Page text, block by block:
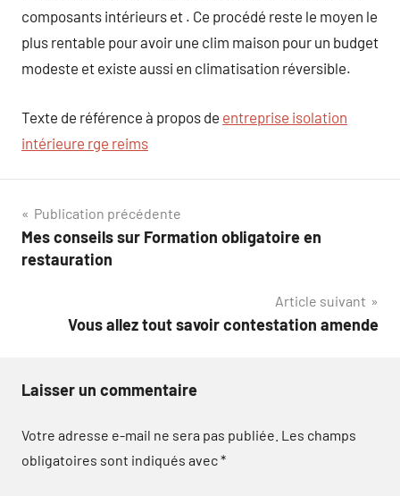
composants intérieurs et . Ce procédé reste le moyen le
plus rentable pour avoir une clim maison pour un budget
modeste et existe aussi en climatisation réversible.
Texte de référence à propos de entreprise isolation
intérieure rge reims
Navigation
de
Publication précédente
Mes conseils sur Formation obligatoire en
restauration
Article suivant
Vous allez tout savoir contestation amende
Laisser un commentaire
Votre adresse e-mail ne sera pas publiée. Les champs
obligatoires sont indiqués avec*